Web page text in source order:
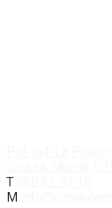
T
M